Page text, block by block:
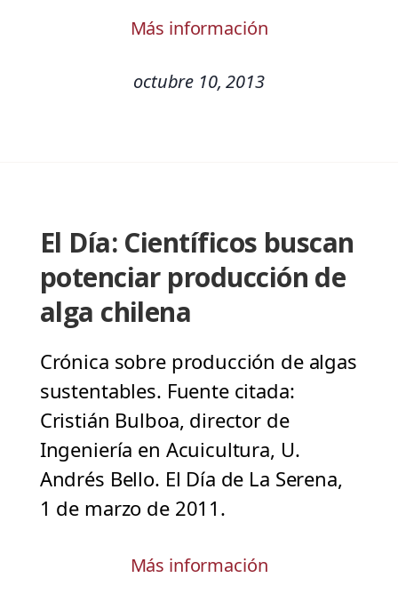
Más información
octubre 10, 2013
El Día: Científicos buscan
potenciar producción de
alga chilena
Crónica sobre producción de algas
sustentables. Fuente citada:
Cristián Bulboa, director de
Ingeniería en Acuicultura, U.
Andrés Bello. El Día de La Serena,
1 de marzo de 2011.
Más información